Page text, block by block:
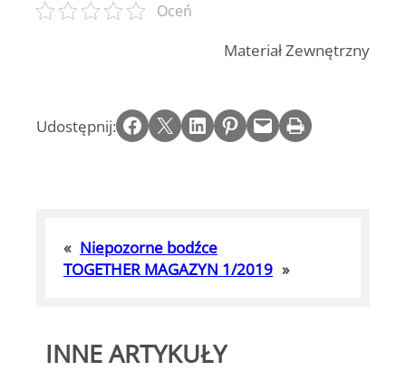
Oceń
Materiał Zewnętrzny
Udostępnij: Share on Facebook Email this Page Share on LinkedIn Share on Pinterest Email this Page Print this Page
« Niepozorne bodźce
TOGETHER MAGAZYN 1/2019 »
INNE ARTYKUŁY